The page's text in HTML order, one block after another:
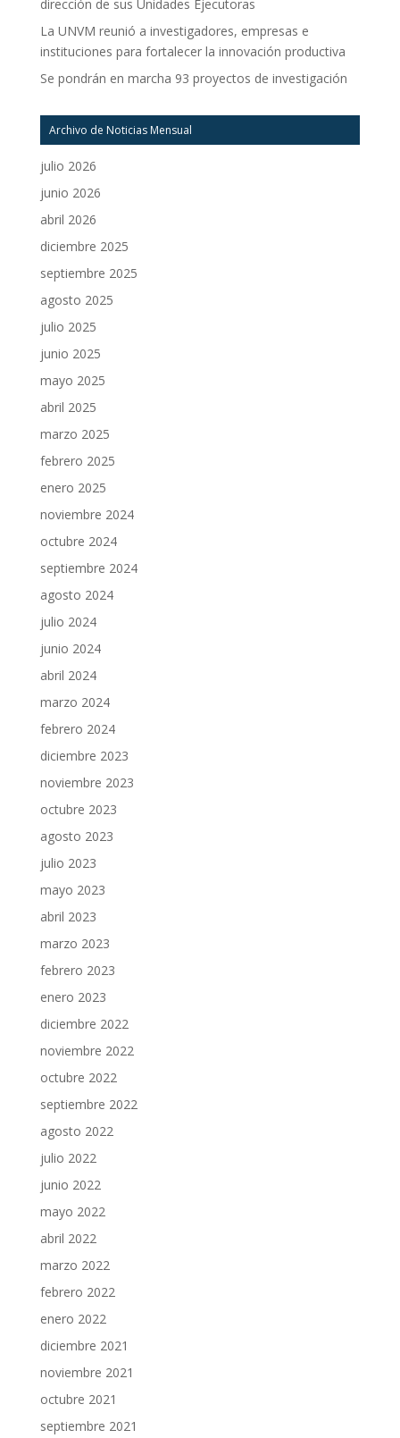
dirección de sus Unidades Ejecutoras
La UNVM reunió a investigadores, empresas e
instituciones para fortalecer la innovación productiva
Se pondrán en marcha 93 proyectos de investigación
Archivo de Noticias Mensual
julio 2026
junio 2026
abril 2026
diciembre 2025
septiembre 2025
agosto 2025
julio 2025
junio 2025
mayo 2025
abril 2025
marzo 2025
febrero 2025
enero 2025
noviembre 2024
octubre 2024
septiembre 2024
agosto 2024
julio 2024
junio 2024
abril 2024
marzo 2024
febrero 2024
diciembre 2023
noviembre 2023
octubre 2023
agosto 2023
julio 2023
mayo 2023
abril 2023
marzo 2023
febrero 2023
enero 2023
diciembre 2022
noviembre 2022
octubre 2022
septiembre 2022
agosto 2022
julio 2022
junio 2022
mayo 2022
abril 2022
marzo 2022
febrero 2022
enero 2022
diciembre 2021
noviembre 2021
octubre 2021
septiembre 2021